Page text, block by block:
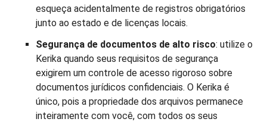
esqueça acidentalmente de registros obrigatórios
junto ao estado e de licenças locais.
Segurança de documentos de alto risco: utilize o
Kerika quando seus requisitos de segurança
exigirem um controle de acesso rigoroso sobre
documentos jurídicos confidenciais. O Kerika é
único, pois a propriedade dos arquivos permanece
inteiramente com você, com todos os seus